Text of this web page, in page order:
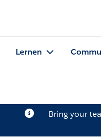
Lernen
Bring your